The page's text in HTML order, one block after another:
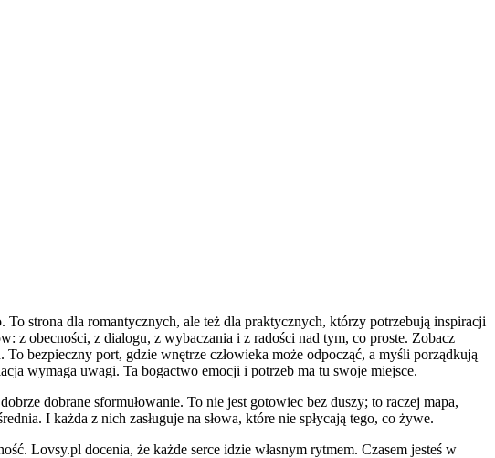
To strona dla romantycznych, ale też dla praktycznych, którzy potrzebują inspiracji
z obecności, z dialogu, z wybaczania i z radości nad tym, co proste. Zobacz
bezpieczny port, gdzie wnętrze człowieka może odpocząć, a myśli porządkują
wymaga uwagi. Ta bogactwo emocji i potrzeb ma tu swoje miejsce.
dobrane sformułowanie. To nie jest gotowiec bez duszy; to raczej mapa,
I każda z nich zasługuje na słowa, które nie spłycają tego, co żywe.
Lovsy.pl docenia, że każde serce idzie własnym rytmem. Czasem jesteś w